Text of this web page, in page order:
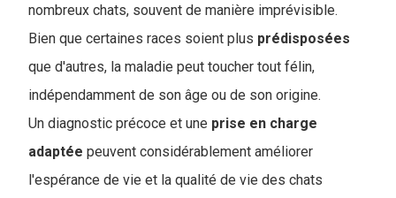
nombreux chats, souvent de manière imprévisible.
Bien que certaines races soient plus prédisposées
que d'autres, la maladie peut toucher tout félin,
indépendamment de son âge ou de son origine.
Un diagnostic précoce et une prise en charge
adaptée peuvent considérablement améliorer
l'espérance de vie et la qualité de vie des chats